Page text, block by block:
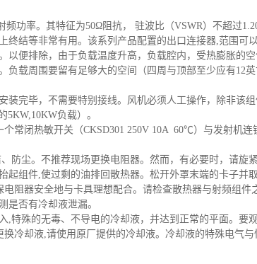
频功率。其特征为50Ω阻抗， 驻波比（VSWR）不超过
终结等非常有用。该系列产品配置的出口连接器,范围可
以便排除，由于负载温度升高，负载腔内，受热膨胀的
负载周围要留有足够大的空间（四周与顶部至少应有12
装完毕，不需要特别接线。风机必须人工操作，除非该
5KW,10KW负载）。
常闭热敏开关（CKSD301 250V 10A 60℃）与发射机
防尘。不推荐现场更换电阻器。然而，有必要时，请旋
起组件,使过剩的油排回散热器。松开外罩末端的卡子并
阻器安全地与卡具理想配合。请检查散热器与射频组
是否有冷却液泄漏。
,特殊的无毒、不导电的冷却液，并达到正常的平面。要
冷却液,请使用原厂提供的冷却液。冷却液的特殊电气